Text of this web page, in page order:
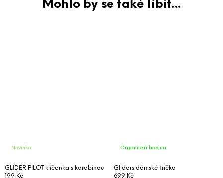
Novinka
GLIDER PILOT klíčenka s karabinou
199 Kč
Organická bavlna
Gliders dámské tričko
699 Kč